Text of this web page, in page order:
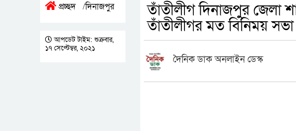
প্রচ্ছদ /দিনাজপুর
আপডেট টাইম: শুক্রবার,
১৭ সেপ্টেম্বর, ২০২১
তাঁতীলীগ দিনাজপুর
তাঁতীলীগর মত বিনিময়
দৈনিক ডাক অনলাইন ডেস্ক